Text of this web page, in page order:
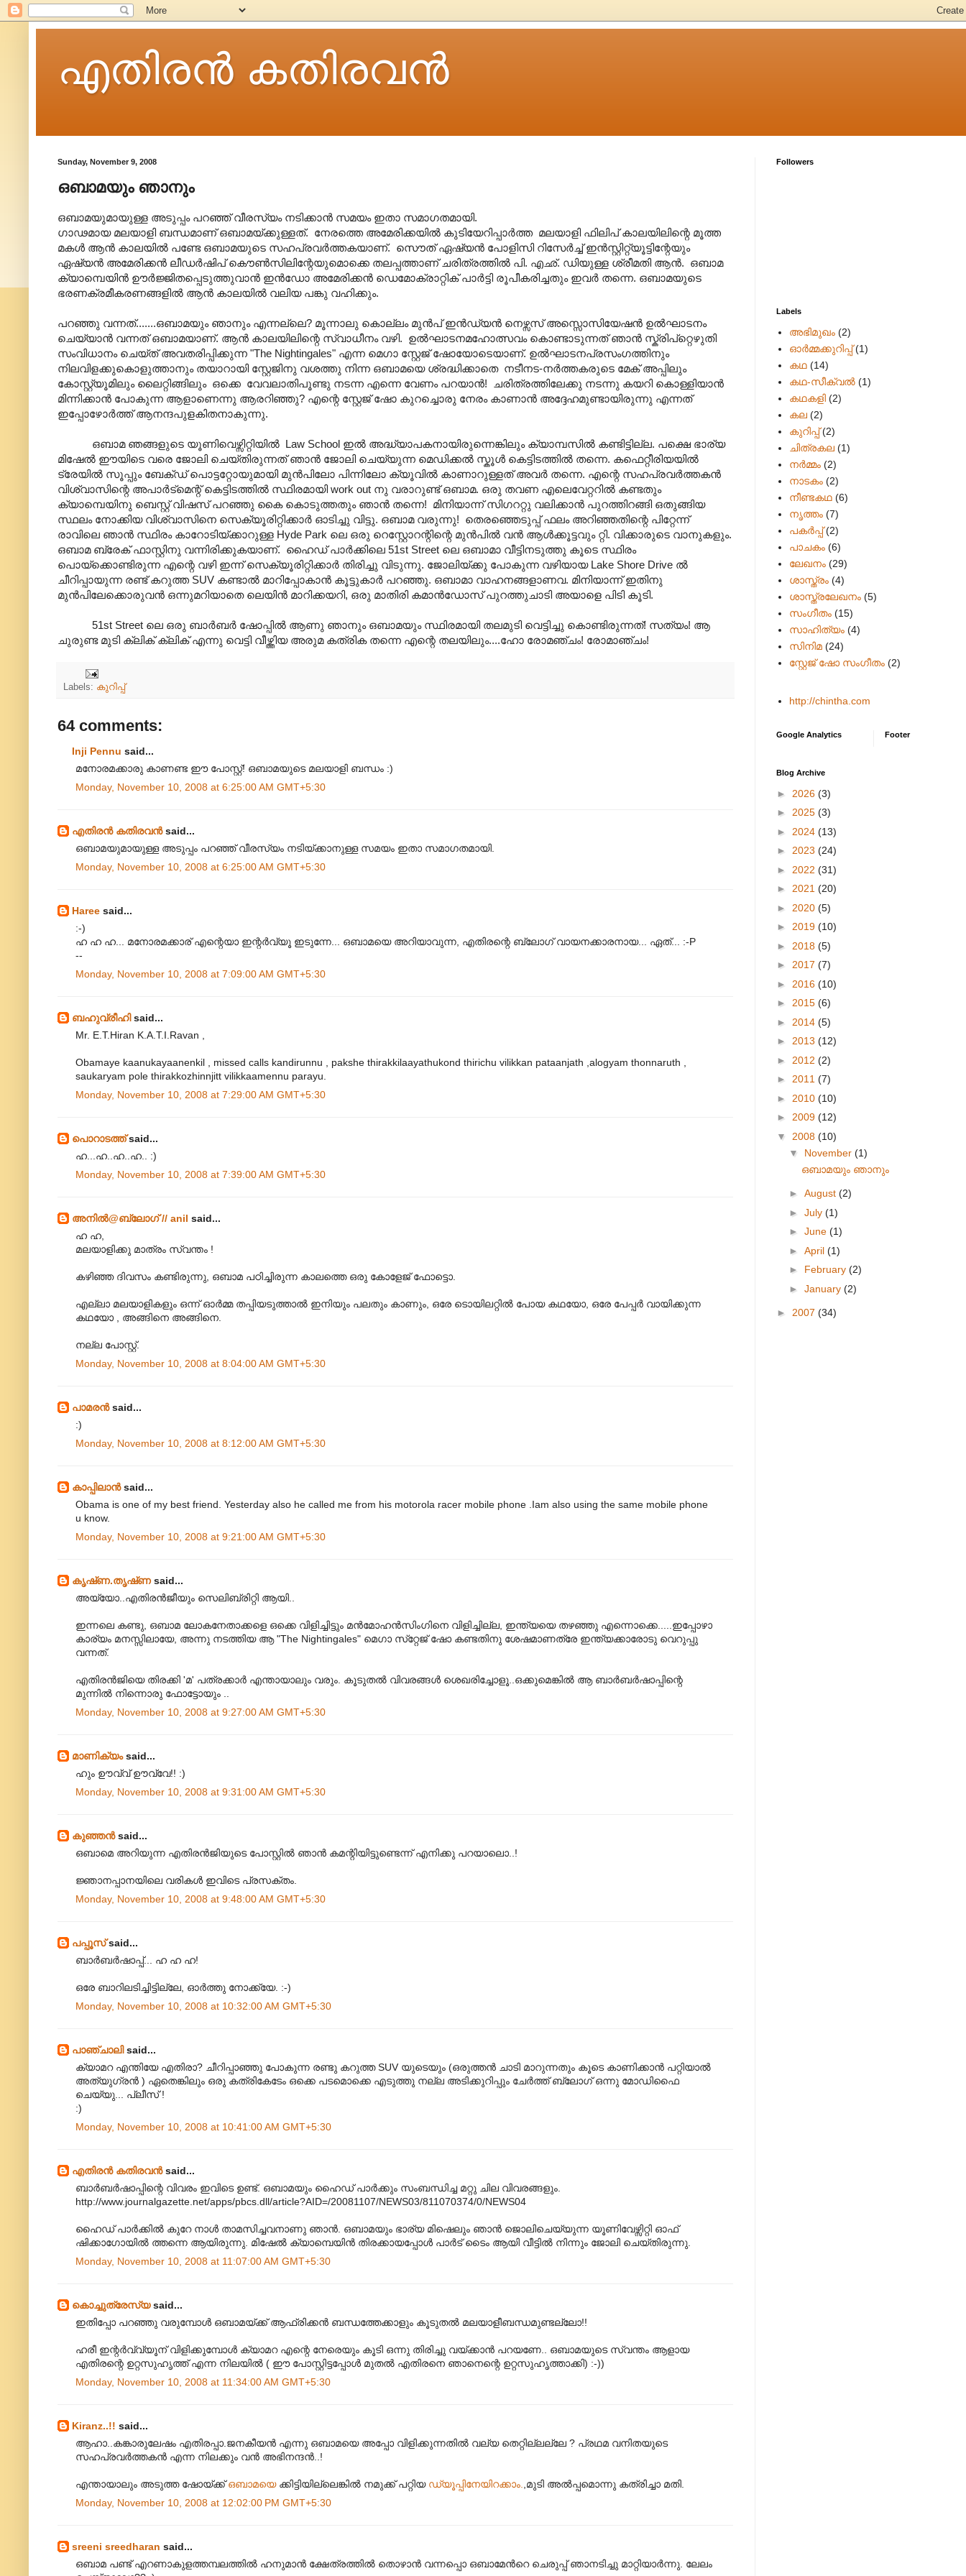
എതിരന്‍ കതിരവന്‍
Sunday, November 9, 2008
ഒബാമയും ഞാനും
ഒബാമയുമായുള്ള അടുപ്പം പറഞ്ഞ് വീരസ്യം നടിക്കാന്‍ സമയം ഇതാ സമാഗതമായി.
ഗാഢമായ മലയാളി ബന്ധമാണ് ഒബാമയ്ക്കുള്ളത്. നേരത്തെ അമേരിക്കയില്‍ കുടിയേറിപ്പാര്‍ത്ത മലയാളി ഫിലിപ് കാലയിലിന്റെ മൂത്ത
മകള്‍ ആന്‍ കാലയില്‍ പണ്ടേ ഒബാമയുടെ സഹപ്രവര്‍ത്തകയാണ്. സൌത് ഏഷ്യന്‍ പോളിസി റിസേര്‍ച്ച് ഇന്‍സ്റ്റിറ്റ്യൂട്ടിന്റേയും
ഏഷ്യന്‍ അമേരിക്കന്‍ ലീഡര്‍ഷിപ് കൌണ്‍സിലിന്റേയുമൊക്കെ തലപ്പത്താണ് ചരിത്രത്തില്‍ പി. എഛ്. ഡിയുള്ള ശ്രീമതി ആന്‍. ഒബാമ
ക്യാമ്പെയിന്‍ ഊര്‍ജ്ജിതപ്പെടുത്തുവാന്‍ ഇന്‍ഡോ അമേരിക്കന്‍ ഡെമോക്രാറ്റിക് പാര്‍ട്ടി രൂപീകരിച്ചതും ഇവര്‍ തന്നെ. ഒബാമയുടെ
ഭരണക്രമീകരണങ്ങളില്‍ ആന്‍ കാലയില്‍ വലിയ പങ്കു വഹിക്കും.
പറഞ്ഞു വന്നത്.......ഒബാമയും ഞാനും എന്നല്ലെ? മൂന്നാലു കൊല്ലം മുന്‍പ് ഇന്‍ഡ്യന്‍ നെഴ്സസ് അസ്സൊസിയേഷന്‍ ഉല്‍ഘാടനം
ചെയ്യാന്‍ വന്നത് ഒബാമയാണ്. ആന്‍ കാലയിലിന്റെ സ്വാധീനം വഴി. ഉല്‍ഘാടനമഹോത്സവം കൊണ്ടാടുന്നത് ഞാന്‍ സ്ക്രിപ്റ്റെഴുതി
സംവിധാനം ചെയ്ത് അവതരിപ്പിക്കുന്ന "The Nightingales" എന്ന മെഗാ സ്റ്റേജ് ഷോയോടെയാണ്. ഉല്‍ഘാടനപ്രസംഗത്തിനും
നിലവിളക്കുകൊളുത്താനും തയാറായി സ്റ്റേജിനു വശത്തു നിന്ന ഒബാമയെ ശ്രദ്ധിക്കാതെ നടീനട-നര്‍ത്തകരുടെ മേക് അപ്പിലും
കോസ്റ്റ്യൂമിലും ലൈറ്റിങ്ങിലും ഒക്കെ വേവലാതിപൂണ്ടു നടന്ന എന്നെ വേണം പറയാന്‍! ചരിത്രത്തിലേക്കു നടന്നു കയറി കൊള്ളിയാന്‍
മിന്നിക്കാന്‍ പോകുന്ന ആളാണെന്നു ആരറിഞ്ഞു? എന്റെ സ്റ്റേജ് ഷോ കുറച്ചൊരു നേരം കാണാന്‍ അദ്ദേഹമുണ്ടായിരുന്നു എന്നത്
ഇപ്പോഴോര്‍ത്ത് ആനന്ദപുളകിതനാകുന്നു.
ഒബാമ ഞങ്ങളുടെ യൂണിവെഴ്സിറ്റിയില്‍ Law School ഇല്‍ അദ്ധ്യാപകനായിരുന്നെങ്കിലും ക്യാമ്പസില്‍ കണ്ടിട്ടില്ല. പക്ഷെ ഭാര്യ
മിഷേല്‍ ഈയിടെ വരെ ജോലി ചെയ്തിരുന്നത് ഞാന്‍ ജോലി ചെയ്യുന്ന മെഡിക്കല്‍ സ്കൂള്‍ കെട്ടിടത്തില്‍ തന്നെ. കഫെറ്റീരിയയില്‍
ട്രേയില്‍ സൂപ്പും ബേക്ഡ് പൊട്ടറ്റോയുമായി മുന്‍പിലോ പിന്നിലോ ക്യൂവില്‍ കാണാറുള്ളത് അവര്‍ തന്നെ. എന്റെ സഹപ്രവര്‍ത്തകന്‍
വിശ്വാസിന്റെ അപാര്‍ട്മെന്റ് കെട്ടിടത്തില്‍ സ്ഥിരമായി work out നു വരാറുണ്ട് ഒബാമ. ഒരു തവണ എലെവേറ്ററില്‍‍ കണ്ടതും
ക്യാമ്പെയിനു ബെസ്റ്റ് വിഷസ് പറഞ്ഞു കൈ കൊടുത്തതും ഞാന്‍ തന്നെ! മിനിയാന്ന് സിഗററ്റു വലിക്കാന്‍ പുറത്തിറങ്ങി ഒതുങ്ങിയ
സ്ഥലം നോക്കിയ വിശ്വാസിനെ സെക്യൂരിറ്റിക്കാര്‍ ഓടിച്ചു വിട്ടു. ഒബാമ വരുന്നു! തെരഞ്ഞെടുപ്പ് ഫലം അറിഞ്ഞതിന്റെ പിറ്റേന്ന്
രാവിലെ ഞാന്‍ സ്ഥിരം കാറോടിയ്ക്കാറുള്ള Hyde Park ലെ ഒരു റെസ്റ്റോറന്റിന്റെ മുന്‍പില്‍ വന്‍ ആള്‍ക്കൂട്ടവും റ്റി. വിക്കാരുടെ വാനുകളും.
ഒബാമ ബ്രേക് ഫാസ്റ്റിനു വന്നിരിക്കുകയാണ്. ഹൈഡ് പാര്‍ക്കിലെ 51st Street ലെ ഒബാമാ വീട്ടിനടുത്തു കൂടെ സ്ഥിരം
പൊയ്ക്കൊണ്ടിരുന്ന എന്റെ വഴി ഇന്ന് സെക്യൂരിറ്റിക്കാര്‍ തിരിച്ചു വിടുന്നു. ജോലിയ്ക്കു പോകുന്ന വഴിയായ Lake Shore Drive ല്‍
ചീറിപ്പായുന്ന രണ്ട് കറുത്ത SUV കണ്ടാല്‍ മാറിപ്പോകാന്‍ കൂട്ടുകാര്‍ പറഞ്ഞു. ഒബാമാ വാഹനങ്ങളാണവ. മിനിയാന്ന് ഇതിനു
മുന്‍പിലേക്കൊരുവന്‍ ഒന്നുമറിയാതെ ലെയിന്‍ മാറിക്കയറി, ഒരു മാതിരി കമാന്‍ഡോസ് പുറത്തുചാടി അയാളെ പിടി കൂടി.
51st Street ലെ ഒരു ബാര്‍ബര്‍ ഷോപ്പില്‍ ആണു ഞാനും ഒബാമയും സ്ഥിരമായി തലമുടി വെട്ടിച്ചു കൊണ്ടിരുന്നത്! സത്യം! ആ
ചുരുണ്ട മുടി ക്ലിക് ക്ലിക് എന്നു വെട്ടി വീഴ്ത്തിയ അരുമ കത്രിക തന്നെ എന്റെ തലയിലും....ഹോ രോമഞ്ചം! രോമാഞ്ചം!
Labels: കുറിപ്പ്
64 comments:
Inji Pennu said...
മനോരമക്കാരു കാണണ്ട ഈ പോസ്റ്റ്! ഒബാമയുടെ മലയാളി ബന്ധം :)
Monday, November 10, 2008 at 6:25:00 AM GMT+5:30
എതിരന്‍ കതിരവന്‍said...
ഒബാമയുമായുള്ള അടുപ്പം പറഞ്ഞ് വീരസ്യം നടിയ്ക്കാനുള്ള സമയം ഇതാ സമാഗതമായി.
Monday, November 10, 2008 at 6:25:00 AM GMT+5:30
Haree said...
:-)
ഹ ഹ ഹ... മനോരമക്കാര് എന്റെയാ ഇന്റര്‍വ്യൂ ഇടുന്നേ... ഒബാമയെ അറിയാവുന്ന, എതിരന്റെ ബ്ലോഗ് വായനക്കാരനായ... ഏത്... :-P
--
Monday, November 10, 2008 at 7:09:00 AM GMT+5:30
ബഹുവ്രീഹിsaid...
Mr. E.T.Hiran K.A.T.I.Ravan ,
Obamaye kaanukayaanenkil , missed calls kandirunnu , pakshe thirakkilaayathukond thirichu vilikkan pataanjath ,alogyam thonnaruth ,
saukaryam pole thirakkozhinnjitt vilikkaamennu parayu.
Monday, November 10, 2008 at 7:29:00 AM GMT+5:30
പൊറാടത്ത്said...
ഹ...ഹ..ഹ..ഹ.. :)
Monday, November 10, 2008 at 7:39:00 AM GMT+5:30
അനില്‍@ബ്ലോഗ് // anil said...
ഹ ഹ,
മലയാളിക്കു മാത്രം സ്വന്തം !
കഴിഞ്ഞ ദിവസം കണ്ടിരുന്നു, ഒബാമ പഠിച്ചിരുന്ന കാലത്തെ ഒരു കോളേജ് ഫോട്ടൊ.
എല്ലാ മലയാളികളും ഒന്ന് ഓര്‍മ്മ തപ്പിയടുത്താല്‍ ഇനിയും പലതും കാണും, ഒരേ ടൊയിലറ്റില്‍ പോയ കഥയോ, ഒരേ പേപ്പര്‍ വായിക്കുന്ന
കഥയോ , അങ്ങിനെ അങ്ങിനെ.
നല്ല പോസ്റ്റ്.
Monday, November 10, 2008 at 8:04:00 AM GMT+5:30
പാമരന്‍said...
:)
Monday, November 10, 2008 at 8:12:00 AM GMT+5:30
കാപ്പിലാന്‍said...
Obama is one of my best friend. Yesterday also he called me from his motorola racer mobile phone .Iam also using the same mobile phone
u know.
Monday, November 10, 2008 at 9:21:00 AM GMT+5:30
കൃഷ്‌ണ.തൃഷ്‌ണ said...
അയ്യോ..എതിരന്‍ജീയും സെലിബ്രിറ്റി ആയി..
ഇന്നലെ കണ്ടു, ഒബാമ ലോകനേതാക്കളെ ഒക്കെ വിളിച്ചിട്ടും മന്‍മോഹന്‍സിംഗിനെ വിളിച്ചില്ല, ഇന്ത്യയെ തഴഞ്ഞു എന്നൊക്കെ.....ഇപ്പോഴാ
കാര്യം മനസ്സിലായേ, അന്നു നടത്തിയ ആ "The Nightingales" മെഗാ സ്‌റ്റേജ്‌ ഷോ കണ്ടതിനു ശേഷമാണത്രേ ഇന്ത്യക്കാരോടു വെറുപ്പു
വന്നത്‌.
എതിരന്‍ജിയെ തിരക്കി 'മ' പത്രക്കാര്‍ എന്തായാലും വരും. കൂടുതല്‍ വിവരങ്ങള്‍ ശെഖരിച്ചോളൂ..ഒക്കുമെങ്കില്‍ ആ ബാര്‍ബര്‍ഷാപ്പിന്റെ
മുന്നില്‍ നിന്നൊരു ഫോട്ടോയും ..
Monday, November 10, 2008 at 9:27:00 AM GMT+5:30
മാണിക്യംsaid...
ഹും ഊവ്വ് ഊവ്വേ!! :)
Monday, November 10, 2008 at 9:31:00 AM GMT+5:30
കുഞ്ഞന്‍said...
ഒബാമെ അറിയുന്ന എതിരന്‍‌ജിയുടെ പോസ്റ്റില്‍ ഞാന്‍ കമന്റിയിട്ടുണ്ടെന്ന് എനിക്കു പറയാലൊ..!
ജ്ഞാനപ്പാനയിലെ വരികള്‍ ഇവിടെ പ്രസക്തം.
Monday, November 10, 2008 at 9:48:00 AM GMT+5:30
പപ്പൂസ്said...
ബാര്‍ബര്‍ഷാപ്പ്... ഹ ഹ ഹ!
ഒരേ ബാറിലടിച്ചിട്ടില്ലേ, ഓര്‍ത്തു നോക്ക്യേ. :-)
Monday, November 10, 2008 at 10:32:00 AM GMT+5:30
പാഞ്ചാലിsaid...
ക്യാമറ എന്തിയേ എതിരാ? ചീറിപ്പാഞ്ഞു പോകുന്ന രണ്ടു കറുത്ത SUV യുടെയും (ഒരുത്തന്‍ ചാടി മാറുന്നതും കൂടെ കാണിക്കാന്‍ പറ്റിയാല്‍
അത്യുഗ്രന്‍ ) ഏതെങ്കിലും ഒരു കത്രികേടേം ഒക്കെ പടമൊക്കെ എടുത്തു നല്ല അടിക്കുറിപ്പും ചേര്‍ത്ത് ബ്ലോഗ് ഒന്നു മോഡിഫൈ
ചെയ്യു... പ്ലീസ് !
:)
Monday, November 10, 2008 at 10:41:00 AM GMT+5:30
എതിരന്‍ കതിരവന്‍said...
ബാര്‍ബര്‍ഷാപ്പിന്റെ വിവരം ഇവിടെ ഉണ്ട്. ഒബാമയും ഹൈഡ് പാര്‍ക്കും സംബന്ധിച്ച മറ്റു ചില വിവരങ്ങളും.
http://www.journalgazette.net/apps/pbcs.dll/article?AID=/20081107/NEWS03/811070374/0/NEWS04
ഹൈഡ് പാര്‍ക്കില്‍ കുറേ നാള്‍ താമസിച്ചവനാണു ഞാന്‍. ഒബാമയും ഭാര്യ മിഷെലും ഞാന്‍ ജൊലിചെയ്യുന്ന യൂണിവേഴ്സിറ്റി ഓഫ്
ഷിക്കാഗോയില്‍ ത്തന്നെ ആയിരുന്നു. മിഷേല്‍ ക്യാമ്പെയിന്‍ തിരക്കായപ്പോള്‍ പാര്‍ട് ടൈം ആയി വീട്ടില്‍ നിന്നും ജോലി ചെയ്തിരുന്നു.
Monday, November 10, 2008 at 11:07:00 AM GMT+5:30
കൊച്ചുത്രേസ്യsaid...
ഇതിപ്പോ പറഞ്ഞു വരുമ്പോൾ ഒബാമയ്ക്ക്‌ ആഫ്രിക്കൻ ബന്ധത്തേക്കാളും കൂടുതൽ മലയാളീബന്ധമുണ്ടല്ലോ!!
ഹരീ ഇന്റർവ്വ്യൂന്‌ വിളിക്കുമ്പോൾ ക്യാമറ എന്റെ നേരെയും കൂടി ഒന്നു തിരിച്ചു വയ്ക്കാൻ പറയണേ.. ഒബാമയുടെ സ്വന്തം ആളായ
എതിരന്റെ ഉറ്റസുഹൃത്ത്‌ എന്ന നിലയിൽ ( ഈ പോസ്റ്റിട്ടപ്പോൾ മുതൽ എതിരനെ ഞാനെന്റെ ഉറ്റസുഹൃത്താക്കി) :-))
Monday, November 10, 2008 at 11:34:00 AM GMT+5:30
Kiranz..!! said...
ആഹാ..കങ്കാരുലേഷം എതിരപ്പാ.ജനകീയൻ എന്നു ഒബാമയെ അപ്പോ വിളിക്കുന്നതിൽ വല്യ തെറ്റില്ലല്ലേ ? പ്രഥമ വനിതയുടെ
സഹപ്രവർത്തകൻ എന്ന നിലക്കും വൻ അഭിനന്ദൻ..!
എന്തായാലും അടുത്ത ഷോയ്ക്ക്ഒബാ‍മയെ ക്കിട്ടിയില്ലെങ്കിൽ നമുക്ക് പറ്റിയ ഡ്യൂപ്പിനേയിറക്കാം.,മുടി അല്‍പ്പമൊന്നു കത്രിച്ചാ മതി.
Monday, November 10, 2008 at 12:02:00 PM GMT+5:30
sreeni sreedharan said...
ഒബാമ പണ്ട് എറണാകുളത്തമ്പലത്തില്‍ ഹനുമാന്‍ ക്ഷേത്രത്തില്‍ തൊഴാന്‍ വന്നപ്പൊ ഒബാമേന്‍റെ ചെരുപ്പ് ഞാനടിച്ചു മാറ്റിയാര്‍ന്നു. ലേലം
Followers
Labels
അഭിമുഖം (2)
ഓർമ്മക്കുറിപ്പ് (1)
കഥ (14)
കഥ-സീക്വല്‍ (1)
കഥകളി (2)
കല (2)
കുറിപ്പ് (2)
ചിത്രകല (1)
നർമ്മം (2)
നാടകം (2)
നീണ്ടകഥ (6)
നൃത്തം (7)
പകര്‍പ്പ് (2)
പാചകം (6)
ലേഖനം (29)
ശാസ്ത്രം (4)
ശാസ്ത്രലേഖനം (5)
സംഗീതം (15)
സാഹിത്യം (4)
സിനിമ (24)
സ്റ്റേജ് ഷോ സംഗീതം (2)
http://chintha.com
Google Analytics Footer
Blog Archive
► 2026 (3)
► 2025 (3)
► 2024 (13)
► 2023 (24)
► 2022 (31)
► 2021 (20)
► 2020 (5)
► 2019 (10)
► 2018 (5)
► 2017 (7)
► 2016 (10)
► 2015 (6)
► 2014 (5)
► 2013 (12)
► 2012 (2)
► 2011 (7)
► 2010 (10)
► 2009 (12)
▼ 2008 (10)
▼ November (1)
ഒബാമയും ഞാനും
► August (2)
► July (1)
► June (1)
► April (1)
► February (2)
► January (2)
► 2007 (34)